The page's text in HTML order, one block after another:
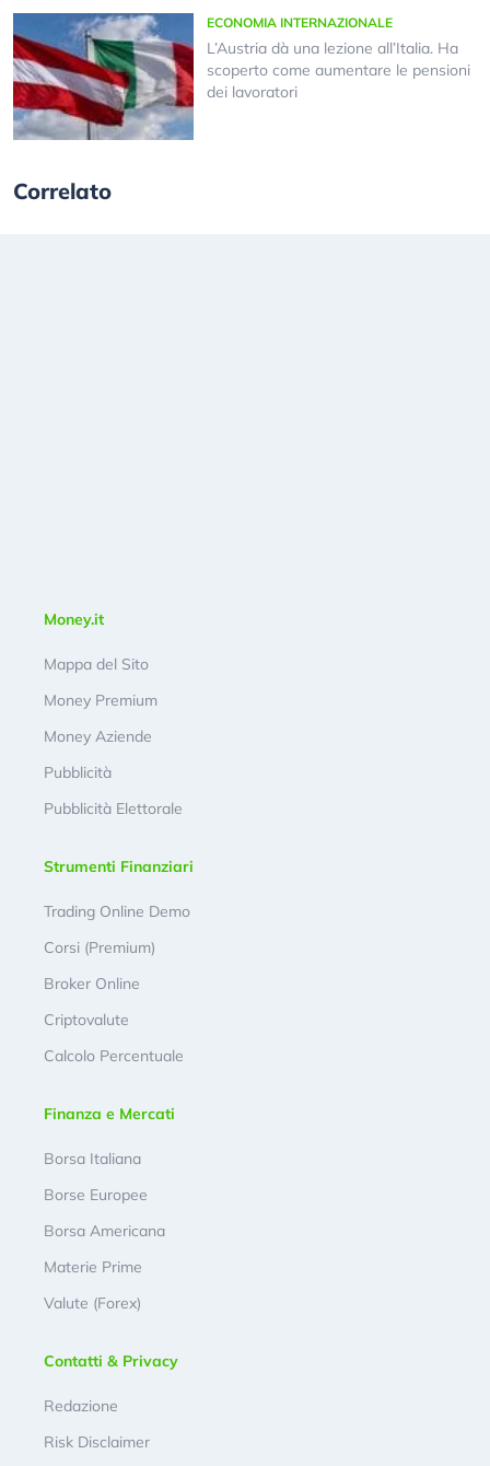
ECONOMIA INTERNAZIONALE
L’Austria dà una lezione all’Italia. Ha
scoperto come aumentare le pensioni
dei lavoratori
Correlato
Money.it
Mappa del Sito
Money Premium
Money Aziende
Pubblicità
Pubblicità Elettorale
Strumenti Finanziari
Trading Online Demo
Corsi (Premium)
Broker Online
Criptovalute
Calcolo Percentuale
Finanza e Mercati
Borsa Italiana
Borse Europee
Borsa Americana
Materie Prime
Valute (Forex)
Contatti & Privacy
Redazione
Risk Disclaimer